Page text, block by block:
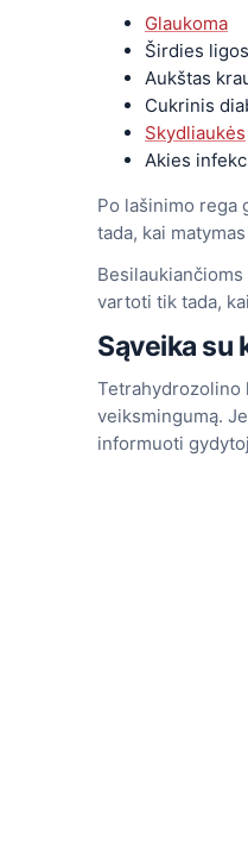
Glaukoma
Širdies
Aukštas
Cukrinis
Skydliaukės
Akies
Po lašinimo rega
tada, kai
vartoti tik tada,
Sąveika su
Tetrahydrozolino
veiksmingumą.
informuoti